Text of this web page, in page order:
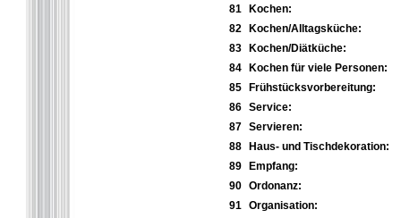
81
Kochen:
82
Kochen/Alltagsküche:
83
Kochen/Diätküche:
84
Kochen für viele Personen:
85
Frühstücksvorbereitung:
86
Service:
87
Servieren:
88
Haus- und Tischdekoration:
89
Empfang:
90
Ordonanz:
91
Organisation: